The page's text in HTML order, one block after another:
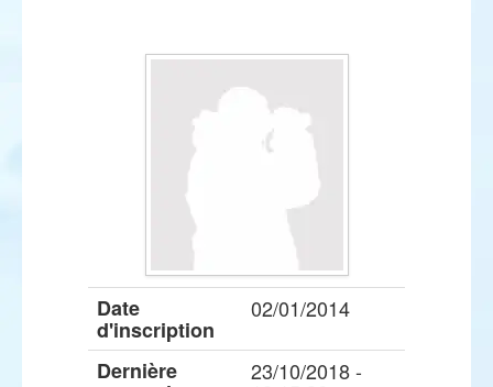
Date
d'inscription
02/01/2014
Dernière 23/10/2018 -